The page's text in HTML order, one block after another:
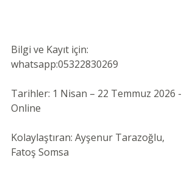
Bilgi ve Kayıt için:
whatsapp:05322830269
Tarihler: 1 Nisan – 22 Temmuz 2026 -
Online
Kolaylaştıran: Ayşenur Tarazoğlu,
Fatoş Somsa